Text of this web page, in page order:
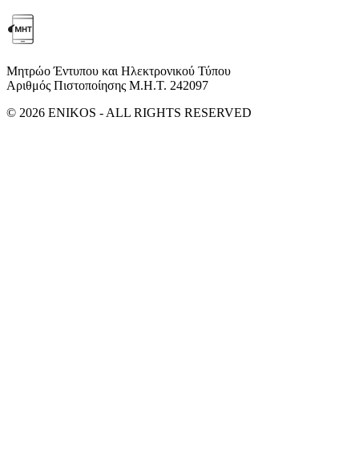
Μητρώο Έντυπου και Ηλεκτρονικού Τύπου
Αριθμός Πιστοποίησης Μ.Η.Τ. 242097
© 2026 ENIKOS - ALL RIGHTS RESERVED